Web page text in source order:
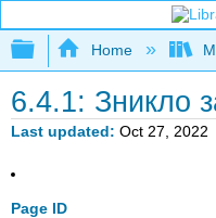
Expand/
Home
6.4.1: Зникло
Last updated Oct 27, 2022
Page ID